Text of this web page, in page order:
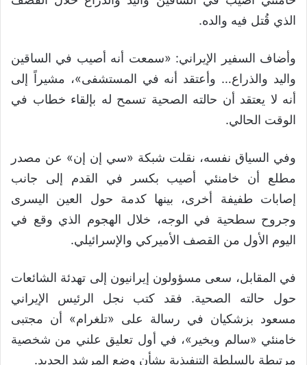
الذي قُتل فيه والده.
وأضاف السفير الإيراني: «سمعت أنه أصيب في الساقين
واليد والذراع… وأعتقد أنه في المستشفى»، مشيراً إلى
أنه لا يعتقد أن حالته الصحية تسمح له بإلقاء خطاب في
الوقت الحالي.
وفي السياق نفسه، نقلت شبكة «سي إن إن» عن مصدر
مطلع أن خامنئي أصيب بكسر في القدم إلى جانب
إصابات طفيفة أخرى، بينها كدمة حول العين اليسرى
وجروح سطحية في الوجه، خلال الهجوم الذي وقع في
اليوم الأول من القصف الأميركي والإسرائيلي.
في المقابل، سعى مسؤولون إيرانيون إلى تهدئة الشائعات
حول حالته الصحية. فقد كتب نجل الرئيس الإيراني
مسعود بزشكيان في رسالة على «تلغرام» أن مجتبى
خامنئي «سالم وبخير»، في أول تعليق علني من شخصية
مرتبطة بالسلطة التنفيذية بشأن وضع المرشد الجديد.